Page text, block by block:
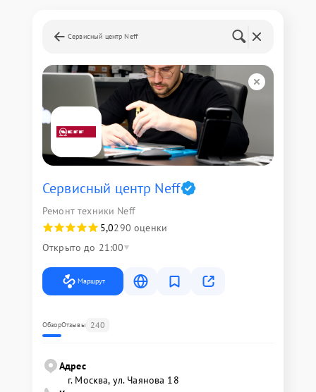
Сервисный центр Neff
Сервисный центр Neff
Ремонт техники Neff
5,0290 оценки
Открыто до 21:00
Маршрут
ОбзорОтзывы 240
Адрес
г. Москва, ул. Чаянова 18